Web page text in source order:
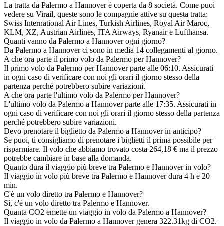
La tratta da Palermo a Hannover è coperta da 8 società. Come puoi
vedere su Virail, queste sono le compagnie attive su questa tratta:
Swiss International Air Lines, Turkish Airlines, Royal Air Maroc,
KLM, XZ, Austrian Airlines, ITA Airways, Ryanair e Lufthansa.
Quanti vanno da Palermo a Hannover ogni giorno?
Da Palermo a Hannover ci sono in media 14 collegamenti al giorno.
A che ora parte il primo volo da Palermo per Hannover?
Il primo volo da Palermo per Hannover parte alle 06:10. Assicurati
in ogni caso di verificare con noi gli orari il giorno stesso della
partenza perché potrebbero subire variazioni.
A che ora parte l'ultimo volo da Palermo per Hannover?
L'ultimo volo da Palermo a Hannover parte alle 17:35. Assicurati in
ogni caso di verificare con noi gli orari il giorno stesso della partenza
perché potrebbero subire variazioni.
Devo prenotare il biglietto da Palermo a Hannover in anticipo?
Se puoi, ti consigliamo di prenotare i biglietti il prima possibile per
risparmiare. Il volo che abbiamo trovato costa 264,18 € ma il prezzo
potrebbe cambiare in base alla domanda.
Quanto dura il viaggio più breve tra Palermo e Hannover in volo?
Il viaggio in volo più breve tra Palermo e Hannover dura 4 h e 20
min.
C'è un volo diretto tra Palermo e Hannover?
Sì, c'è un volo diretto tra Palermo e Hannover.
Quanta CO2 emette un viaggio in volo da Palermo a Hannover?
Il viaggio in volo da Palermo a Hannover genera 322.31kg di CO2.